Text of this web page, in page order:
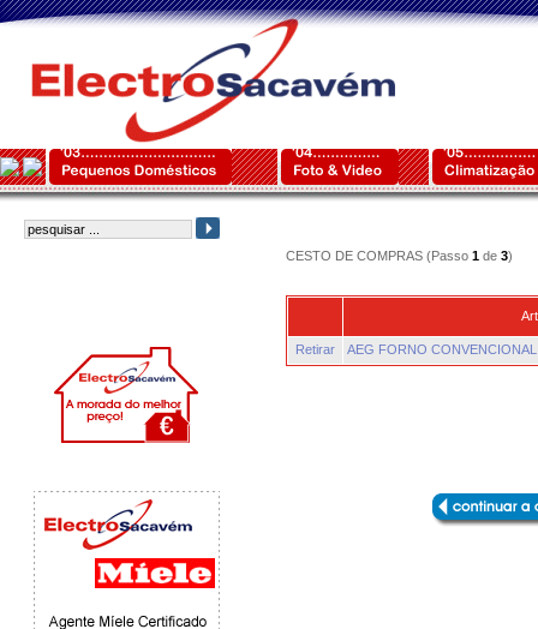
CESTO DE COMPRAS (Passo 1de 3)
Retirar AEG FORNO